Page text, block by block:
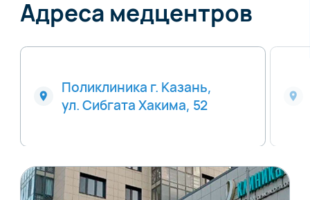
Адреса медцентров
Поликлиника г. Казань,
ул. Сибгата Хакима, 52